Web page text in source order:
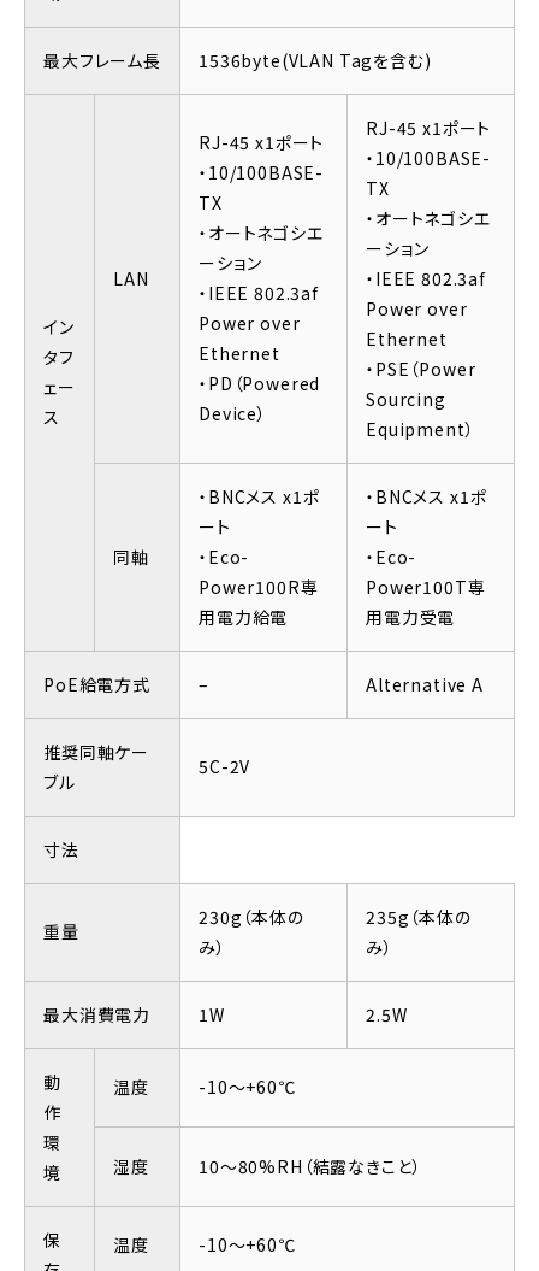
最大フレーム長 1536byte(VLAN Tagを含む)
イン
タフ
ェー
ス
LAN
RJ-45 x1ポート
・10/100BASE-
TX
・オートネゴシエ
ーション
・IEEE 802.3af
Power over
Ethernet
・PD（Powered
Device）
RJ-45 x1ポート
・10/100BASE-
TX
・オートネゴシエ
ーション
・IEEE 802.3af
Power over
Ethernet
・PSE（Power
Sourcing
Equipment）
同軸
・BNCメス x1ポ
ート
・Eco-
Power100R専
用電力給電
・BNCメス x1ポ
ート
・Eco-
Power100T専
用電力受電
PoE給電方式 – Alternative A
推奨同軸ケー
ブル
5C-2V
寸法
重量
230g（本体の
み）
235g（本体の
み）
最大消費電力 1W 2.5W
動
作
環
境
温度 -10～+60℃
湿度 10～80%RH（結露なきこと）
保
温度 -10～+60℃